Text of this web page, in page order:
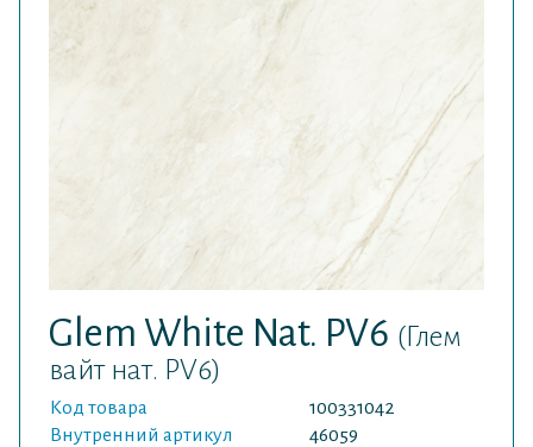
Glem White Nat. PV6 (Глем
вайт нат. PV6)
Код товара
100331042
Внутренний артикул
46059